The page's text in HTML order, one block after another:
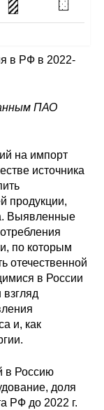
в РФ в 2022-
ПАО
на импорт
источника
продукции,
Выявленные
по которым
отечественной
в России
и, как
в Россию
доля
РФ до 2022 г.